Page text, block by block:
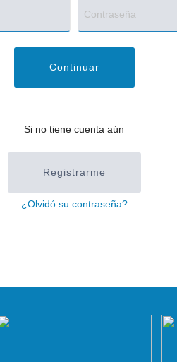
Continuar
Si no tiene cuenta aún
Registrarme
¿Olvidó su contraseña?